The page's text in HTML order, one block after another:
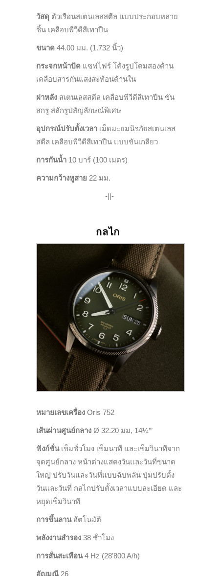
วัสดุ ตัวเรือนสเตนเลสสตีล แบบประกอบหลาย
ชิ้น เคลือบพีวีดีสีเทาปืน
ขนาด 44.00 มม. (1.732 นิ้ว)
กระจกหน้าปัด แซฟไฟร์ โค้งรูปโดมสองด้าน
เคลือบสารกันแสงสะท้อนด้านใน
ฝาหลัง สเตนเลสสตีล เคลือบพีวีดีสีเทาปืน ขัน
สกรู สลักรูปสัญลักษณ์พิเศษ
อุปกรณ์ปรับตั้งเวลา เม็ดมะยมนิรภัยสเตนเลส
สตีล เคลือบพีวีดีสีเทาปืน แบบขันเกลียว
การกันน้ำ 10 บาร์ (100 เมตร)
ความกว้างหูสาย 22 มม.
-||-
กลไก
หมายเลขเครื่อง Oris 752
เส้นผ่านศูนย์กลาง Ø 32.20 มม, 14¼’”
ฟังก์ชั่น เข็มชั่วโมง เข็มนาที และเข็มวินาทีจาก
จุดศูนย์กลาง หน้าต่างแสดงวันและวันที่ขนาด
ใหญ่ ปรับวันและวันที่แบบฉับพลัน ปุ่มปรับตั้ง
วันและวันที่ กลไกปรับตั้งเวลาแบบละเอียด และ
หยุดเข็มวินาที
การขึ้นลาน อัตโนมัติ
พลังงานสำรอง 38 ชั่วโมง
การสั่นสะเทือน4 Hz (28’800 A/h)
อัญมณี 26